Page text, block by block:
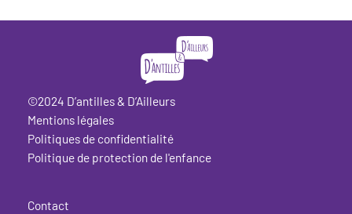
©2024 D’antilles & D’Ailleurs
Mentions légales
Politiques de confidentialité
Politique de protection de l'enfance
Contact